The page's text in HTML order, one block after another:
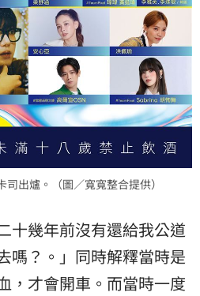
出爐。（圖／寬寬整合提供）
十幾年前沒有還給我公道
嗎？。」同時解釋當時是
，才會開車。而當時一度